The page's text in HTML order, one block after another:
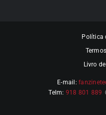
Política
Livro
E-mail:
Telm: 918 801 889